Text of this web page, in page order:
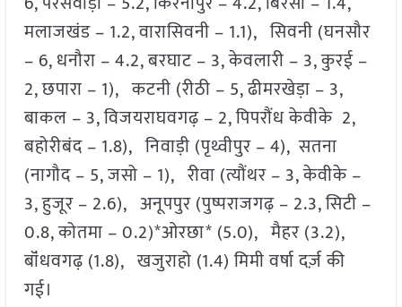
मलाजखंड – 1.2, वारासिवनी – 1.1), सिवनी (घनसौर
– 6, धनौरा – 4.2, बरघाट – 3, केवलारी – 3, कुरई –
2, छपारा – 1), कटनी (रीठी – 5, ढीमरखेड़ा – 3,
बाकल – 3, विजयराघवगढ़ – 2, पिपरौंध केवीके 2,
बहोरीबंद – 1.8), निवाड़ी (पृथ्वीपुर – 4), सतना
(नागौद – 5, जसो – 1), रीवा (त्यौंथर – 3, केवीके –
3, हुजूर – 2.6), अनूपपुर (पुष्पराजगढ़ – 2.3, सिटी –
0.8, कोतमा – 0.2)*ओरछा* (5.0), मैहर (3.2),
बॉंधवगढ़ (1.8), खजुराहो (1.4) मिमी वर्षा दर्ज़ की
गई।